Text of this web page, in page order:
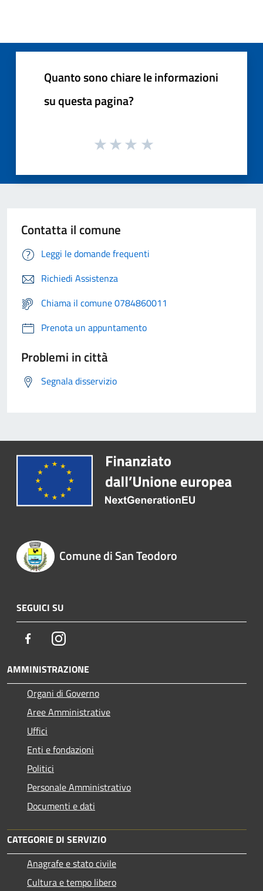
Quanto sono chiare le informazioni
su questa pagina?
Contatta il comune
Leggi le domande frequenti
Richiedi Assistenza
Chiama il comune 0784860011
Prenota un appuntamento
Problemi in città
Segnala disservizio
Comune di San Teodoro
SEGUICI SU
FacebookInstagram
AMMINISTRAZIONE
Organi di Governo
Aree Amministrative
Uffici
Enti e fondazioni
Politici
Personale Amministrativo
Documenti e dati
CATEGORIE DI SERVIZIO
Anagrafe e stato civile
Cultura e tempo libero